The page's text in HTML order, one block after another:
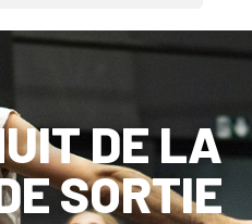
DE LA
SORTIE